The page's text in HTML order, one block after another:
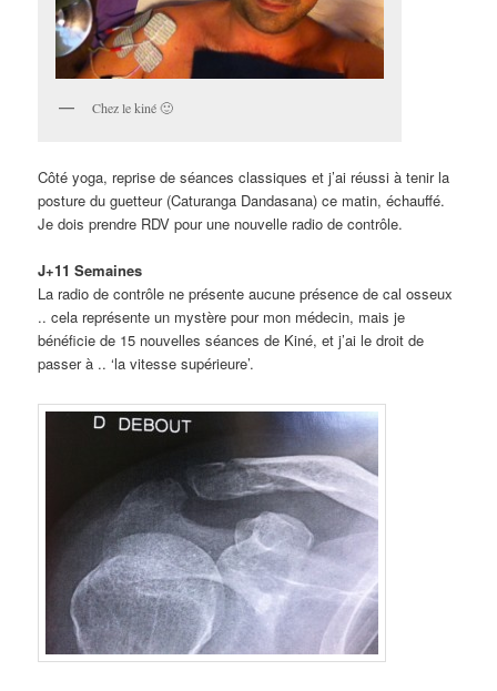
Chez le kiné 🙂
Côté yoga, reprise de séances classiques et j’ai réussi à tenir la
posture du guetteur (Caturanga Dandasana) ce matin, échauffé.
Je dois prendre RDV pour une nouvelle radio de contrôle.
J+11 Semaines
La radio de contrôle ne présente aucune présence de cal osseux
.. cela représente un mystère pour mon médecin, mais je
bénéficie de 15 nouvelles séances de Kiné, et j’ai le droit de
passer à .. ‘la vitesse supérieure’.